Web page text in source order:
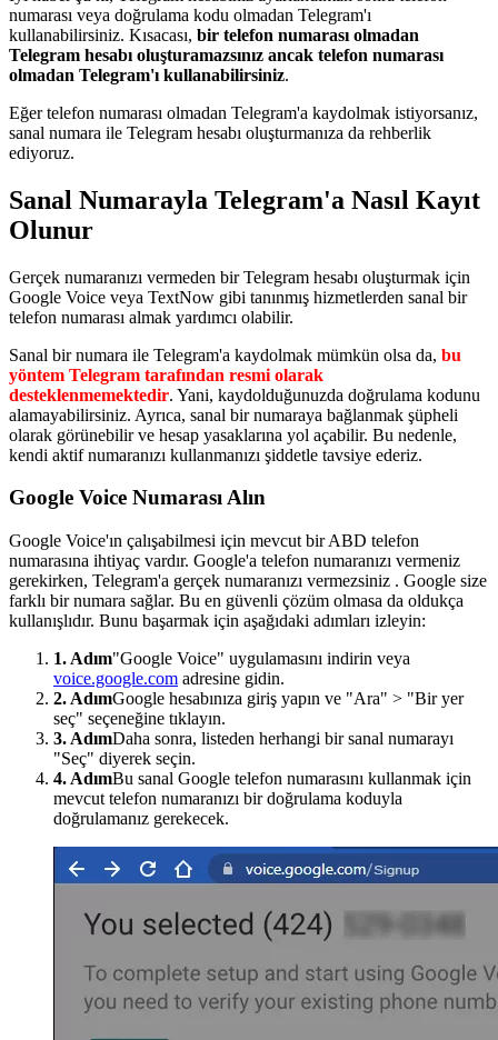
numarası veya doğrulama kodu olmadan Telegram'ı
kullanabilirsiniz. Kısacası, bir telefon numarası olmadan
Telegram hesabı oluşturamazsınız ancak telefon numarası
olmadan Telegram'ı kullanabilirsiniz.
Eğer telefon numarası olmadan Telegram'a kaydolmak istiyorsanız,
sanal numara ile Telegram hesabı oluşturmanıza da rehberlik
ediyoruz.
Sanal Numarayla Telegram'a Nasıl Kayıt
Olunur
Gerçek numaranızı vermeden bir Telegram hesabı oluşturmak için
Google Voice veya TextNow gibi tanınmış hizmetlerden sanal bir
telefon numarası almak yardımcı olabilir.
Sanal bir numara ile Telegram'a kaydolmak mümkün olsa da, bu
yöntem Telegram tarafından resmi olarak
desteklenmemektedir. Yani, kaydolduğunuzda doğrulama kodunu
alamayabilirsiniz. Ayrıca, sanal bir numaraya bağlanmak şüpheli
olarak görünebilir ve hesap yasaklarına yol açabilir. Bu nedenle,
kendi aktif numaranızı kullanmanızı şiddetle tavsiye ederiz.
Google Voice Numarası Alın
Google Voice'ın çalışabilmesi için mevcut bir ABD telefon
numarasına ihtiyaç vardır. Google'a telefon numaranızı vermeniz
gerekirken, Telegram'a gerçek numaranızı vermezsiniz . Google size
farklı bir numara sağlar. Bu en güvenli çözüm olmasa da oldukça
kullanışlıdır. Bunu başarmak için aşağıdaki adımları izleyin:
1. Adım"Google Voice" uygulamasını indirin veya
voice.google.com adresine gidin.
2. AdımGoogle hesabınıza giriş yapın ve "Ara" > "Bir yer
seç" seçeneğine tıklayın.
3. AdımDaha sonra, listeden herhangi bir sanal numarayı
"Seç" diyerek seçin.
4. AdımBu sanal Google telefon numarasını kullanmak için
mevcut telefon numaranızı bir doğrulama koduyla
doğrulamanız gerekecek.